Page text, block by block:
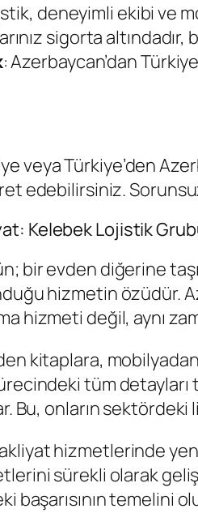
deneyimli ekibi ve
sigorta
: Azerbaycan’dan
veya Türkiye’den
edebilirsiniz.
Kelebek Lojistik
bir evden diğerine
hizmetin özüdür.
hizmeti değil, aynı
kitaplara,
sürecindeki tüm
Bu, onların
hizmetlerinde
sürekli olarak
başarısının temelini